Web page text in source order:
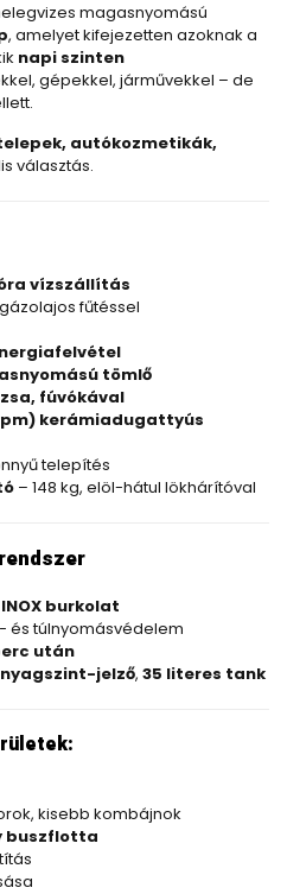
magasnyomású
, amelyet kifejezetten azoknak a
napi szinten
gépekkel, járművekkel – de
autókozmetikák,
választás.
vízszállítás
fűtéssel
tömlő
fúvókával
kerámiadugattyús
telepítés
– 148 kg, elöl-hátul lökhárítóval
INOX burkolat
és túlnyomásvédelem
után
jelző, 35 literes tank
kisebb kombájnok
buszflotta